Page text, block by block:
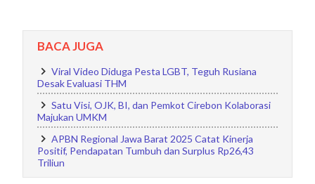
BACA JUGA
Viral Video Diduga Pesta LGBT, Teguh Rusiana
Desak Evaluasi THM
Satu Visi, OJK, BI, dan Pemkot Cirebon Kolaborasi
Majukan UMKM
APBN Regional Jawa Barat 2025 Catat Kinerja
Positif, Pendapatan Tumbuh dan Surplus Rp26,43
Triliun